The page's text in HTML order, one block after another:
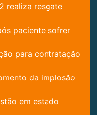
realiza resgate
paciente sofrer
para contratação
da implosão
em estado